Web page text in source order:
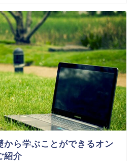
から学ぶことができるオン
紹介